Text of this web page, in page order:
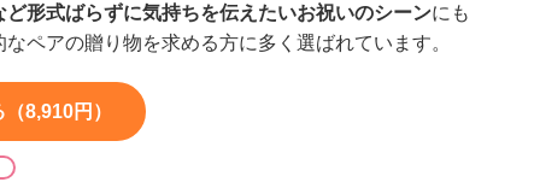
形式ばらずに気持ちを伝えたいお祝いのシーンにも
ペアの贈り物を求める方に多く選ばれています。
8,910円）